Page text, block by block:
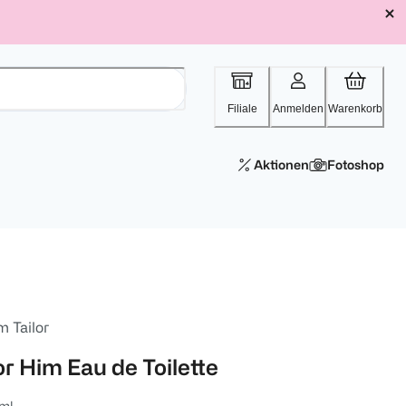
Filiale Anmelden Warenkorb
Aktionen Fotoshop
Tailor
Him Eau de Toilette